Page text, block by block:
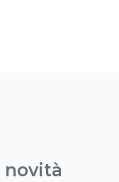
novità